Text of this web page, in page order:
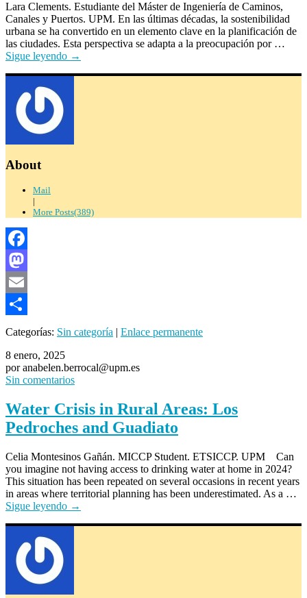
Lara Clements. Estudiante del Máster de Ingeniería de Caminos,
Canales y Puertos. UPM. En las últimas décadas, la sostenibilidad
urbana se ha convertido en un elemento clave en la planificación de
las ciudades. Esta perspectiva se adapta a la preocupación por …
Sigue leyendo →
About
Mail
|
More Posts(389)
Facebook
Mastodon
Email
Compartir
Categorías: Sin categoría | Enlace permanente
8 enero, 2025
por anabelen.berrocal@upm.es
Sin comentarios
Water Crisis in Rural Areas: Los
Pedroches and Guadiato
Celia Montesinos Gañán. MICCP Student. ETSICCP. UPM Can
you imagine not having access to drinking water at home in 2024?
This situation has been repeated on several occasions in recent years
in areas where territorial planning has been underestimated. As a …
Sigue leyendo →